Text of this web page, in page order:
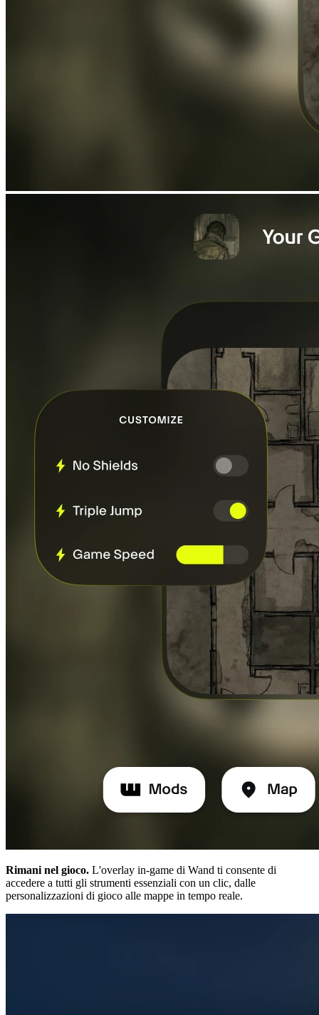
Rimani nel gioco. L'overlay in-game di Wand ti consente di
accedere a tutti gli strumenti essenziali con un clic, dalle
personalizzazioni di gioco alle mappe in tempo reale.